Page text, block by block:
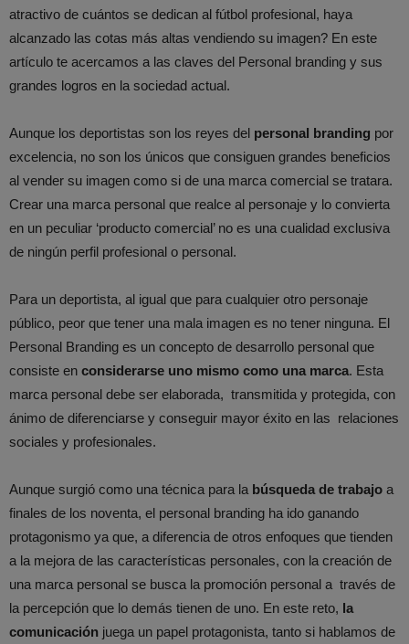
atractivo de cuántos se dedican al fútbol profesional, haya
alcanzado las cotas más altas vendiendo su imagen? En este
artículo te acercamos a las claves del Personal branding y sus
grandes logros en la sociedad actual.
Aunque los deportistas son los reyes del personal branding por
excelencia, no son los únicos que consiguen grandes beneficios
al vender su imagen como si de una marca comercial se tratara.
Crear una marca personal que realce al personaje y lo convierta
en un peculiar ‘producto comercial’ no es una cualidad exclusiva
de ningún perfil profesional o personal.
Para un deportista, al igual que para cualquier otro personaje
público, peor que tener una mala imagen es no tener ninguna. El
Personal Branding es un concepto de desarrollo personal que
consiste en considerarse uno mismo como una marca. Esta
marca personal debe ser elaborada, transmitida y protegida, con
ánimo de diferenciarse y conseguir mayor éxito en las relaciones
sociales y profesionales.
Aunque surgió como una técnica para la búsqueda de trabajo a
finales de los noventa, el personal branding ha ido ganando
protagonismo ya que, a diferencia de otros enfoques que tienden
a la mejora de las características personales, con la creación de
una marca personal se busca la promoción personal a través de
la percepción que lo demás tienen de uno. En este reto, la
comunicación juega un papel protagonista, tanto si hablamos de